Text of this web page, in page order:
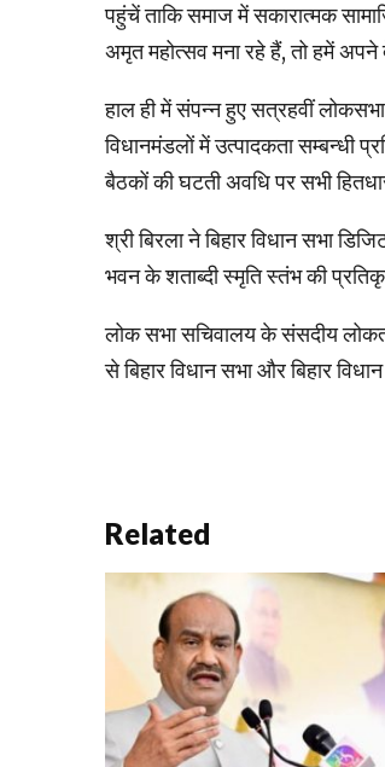
पहुंचें ताकि समाज में सकारात्मक
अमृत महोत्सव मना रहे हैं, तो हमें
हाल ही में संपन्न हुए सत्रहवीं
विधानमंडलों में उत्पादकता सम्बन्धी
बैठकों की घटती अवधि पर सभी
श्री बिरला ने बिहार विधान सभा
भवन के शताब्दी स्मृति स्तंभ की
लोक सभा सचिवालय के संसदीय
से बिहार विधान सभा और बिहार
Related